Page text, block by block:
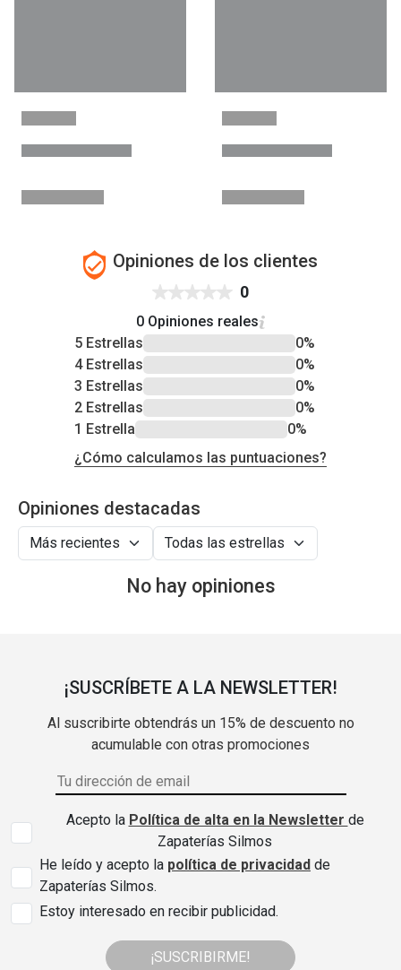
Opiniones de los clientes
0
0 Opiniones reales
5 Estrellas
0%
4 Estrellas
0%
3 Estrellas
0%
2 Estrellas
0%
1 Estrella
0%
¿Cómo calculamos las puntuaciones?
Opiniones destacadas
No hay opiniones
¡SUSCRÍBETE A LA NEWSLETTER!
Al suscribirte obtendrás un 15% de descuento no
acumulable con otras promociones
Acepto la Política de alta en la Newsletter de
Zapaterías Silmos
He leído y acepto la política de privacidad de
Zapaterías Silmos.
Estoy interesado en recibir publicidad.
¡SUSCRIBIRME!